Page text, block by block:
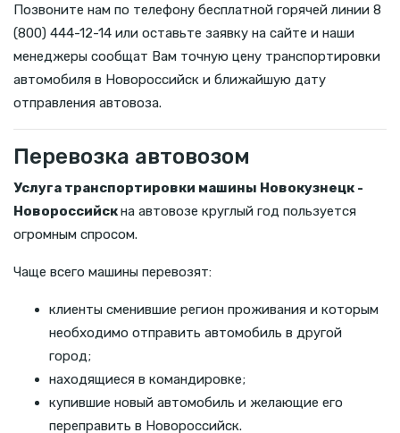
Позвоните нам по телефону бесплатной горячей линии 8
(800) 444-12-14 или оставьте заявку на сайте и наши
менеджеры сообщат Вам точную цену транспортировки
автомобиля в Новороссийск и ближайшую дату
отправления автовоза.
Перевозка автовозом
Услуга транспортировки машины Новокузнецк -
Новороссийскна автовозе круглый год пользуется
огромным спросом.
Чаще всего машины перевозят:
клиенты сменившие регион проживания и которым
необходимо отправить автомобиль в другой
город;
находящиеся в командировке;
купившие новый автомобиль и желающие его
переправить в Новороссийск.